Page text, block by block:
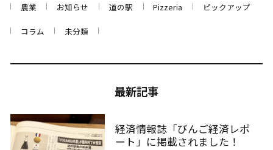
農業 お知らせ 道の駅 Pizzeria ピックアップ
コラム 未分類
最新記事
経済情報誌「びんご経済レポ
ート」に掲載されました！